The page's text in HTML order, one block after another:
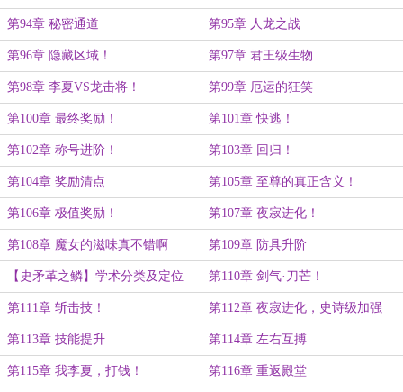
第94章 秘密通道 第95章 人龙之战
第96章 隐藏区域！ 第97章 君王级生物
第98章 李夏VS龙击将！ 第99章 厄运的狂笑
第100章 最终奖励！ 第101章 快逃！
第102章 称号进阶！ 第103章 回归！
第104章 奖励清点 第105章 至尊的真正含义！
第106章 极值奖励！ 第107章 夜寂进化！
第108章 魔女的滋味真不错啊 第109章 防具升阶
【史矛革之鳞】学术分类及定位 第110章 剑气·刀芒！
第111章 斩击技！ 第112章 夜寂进化，史诗级加强
第113章 技能提升 第114章 左右互搏
第115章 我李夏，打钱！ 第116章 重返殿堂